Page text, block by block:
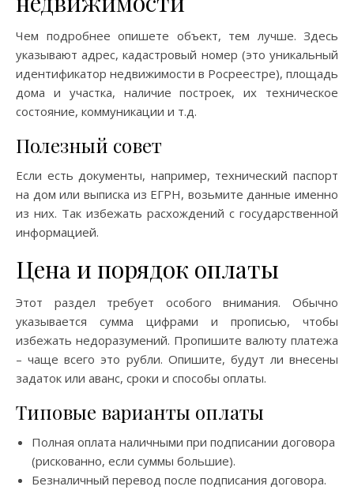
Чем подробнее опишете объект, тем лучше. Здесь
указывают адрес, кадастровый номер (это уникальный
идентификатор недвижимости в Росреестре), площадь
дома и участка, наличие построек, их техническое
состояние, коммуникации и т.д.
Полезный совет
Если есть документы, например, технический паспорт
на дом или выписка из ЕГРН, возьмите данные именно
из них. Так избежать расхождений с государственной
информацией.
Цена и порядок оплаты
Этот раздел требует особого внимания. Обычно
указывается сумма цифрами и прописью, чтобы
избежать недоразумений. Пропишите валюту платежа
– чаще всего это рубли. Опишите, будут ли внесены
задаток или аванс, сроки и способы оплаты.
Типовые варианты оплаты
Полная оплата наличными при подписании договора
(рискованно, если суммы большие).
Безналичный перевод после подписания договора.